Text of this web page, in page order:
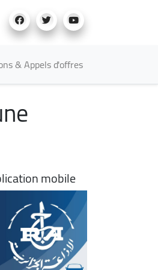
& Appels d'offres
mobile